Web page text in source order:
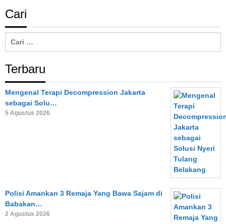
Cari
Terbaru
Mengenal Terapi Decompression Jakarta
sebagai Solu…
5 Agustus 2026
Polisi Amankan 3 Remaja Yang Bawa Sajam di
Babakan…
2 Agustus 2026